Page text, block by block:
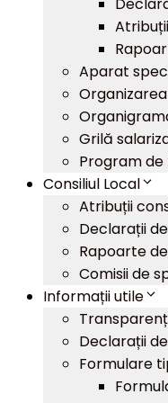
Aparat
Grilă
Program
Consiliul Local
Atribuții
Declarații
Rapoarte
Comisii de
Informații utile
Declarații
Formulare